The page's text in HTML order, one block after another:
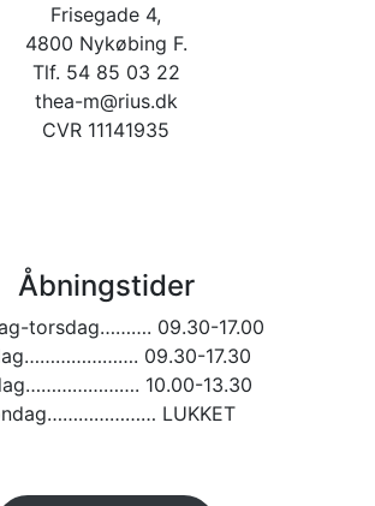
Frisegade 4,
4800 Nykøbing F.
Tlf. 54 85 03 22
thea-m@rius.dk
CVR 11141935
Åbningstider
torsdag………. 09.30-17.00
09.30-17.30
10.00-13.30
LUKKET